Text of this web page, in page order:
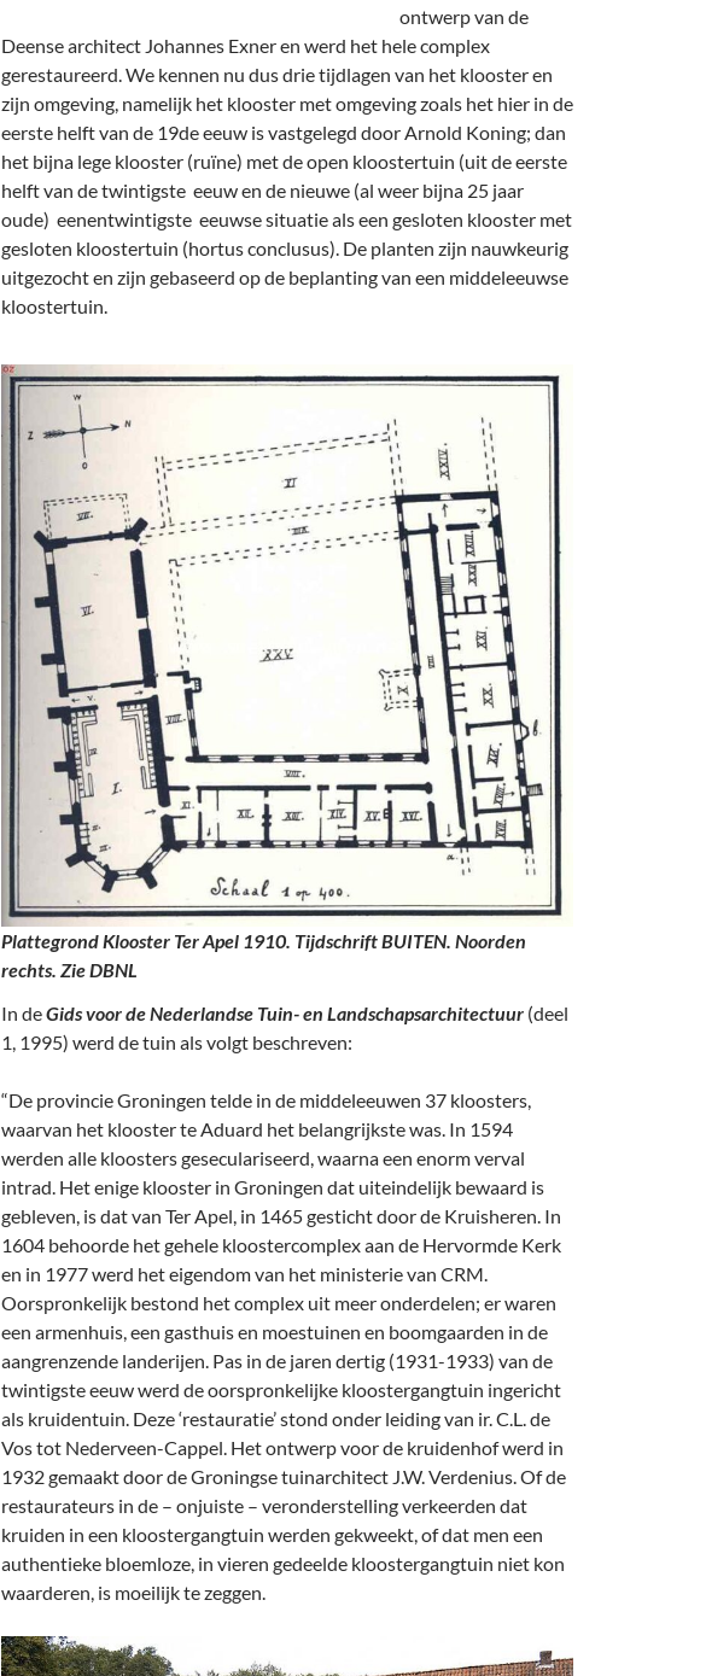
ontwerp van de
Deense architect Johannes Exner en werd het hele complex
gerestaureerd. We kennen nu dus drie tijdlagen van het klooster en
zijn omgeving, namelijk het klooster met omgeving zoals het hier in de
eerste helft van de 19de eeuw is vastgelegd door Arnold Koning; dan
het bijna lege klooster (ruïne) met de open kloostertuin (uit de eerste
helft van de twintigste eeuw en de nieuwe (al weer bijna 25 jaar
oude) eenentwintigste eeuwse situatie als een gesloten klooster met
gesloten kloostertuin (hortus conclusus). De planten zijn nauwkeurig
uitgezocht en zijn gebaseerd op de beplanting van een middeleeuwse
kloostertuin.
Plattegrond Klooster Ter Apel 1910. Tijdschrift BUITEN. Noorden
rechts. Zie DBNL
In deGids voor de Nederlandse Tuin- en Landschapsarchitectuur (deel
1, 1995) werd de tuin als volgt beschreven:
“De provincie Groningen telde in de middeleeuwen 37 kloosters,
waarvan het klooster te Aduard het belangrijkste was. In 1594
werden alle kloosters geseculariseerd, waarna een enorm verval
intrad. Het enige klooster in Groningen dat uiteindelijk bewaard is
gebleven, is dat van Ter Apel, in 1465 gesticht door de Kruisheren. In
1604 behoorde het gehele kloostercomplex aan de Hervormde Kerk
en in 1977 werd het eigendom van het ministerie van CRM.
Oorspronkelijk bestond het complex uit meer onderdelen; er waren
een armenhuis, een gasthuis en moestuinen en boomgaarden in de
aangrenzende landerijen. Pas in de jaren dertig (1931-1933) van de
twintigste eeuw werd de oorspronkelijke kloostergangtuin ingericht
als kruidentuin. Deze ‘restauratie’ stond onder leiding van ir. C.L. de
Vos tot Nederveen-Cappel. Het ontwerp voor de kruidenhof werd in
1932 gemaakt door de Groningse tuinarchitect J.W. Verdenius. Of de
restaurateurs in de – onjuiste – veronderstelling verkeerden dat
kruiden in een kloostergangtuin werden gekweekt, of dat men een
authentieke bloemloze, in vieren gedeelde kloostergangtuin niet kon
waarderen, is moeilijk te zeggen.